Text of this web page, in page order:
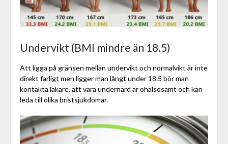
Undervikt (BMI mindre än 18.5)
Att ligga på gränsen mellan undervikt och normalvikt är inte
direkt farligt men ligger man långt under 18.5 bör man
kontakta läkare. att vara undernärd är ohälsosamt och kan
leda till olika bristsjukdomar.